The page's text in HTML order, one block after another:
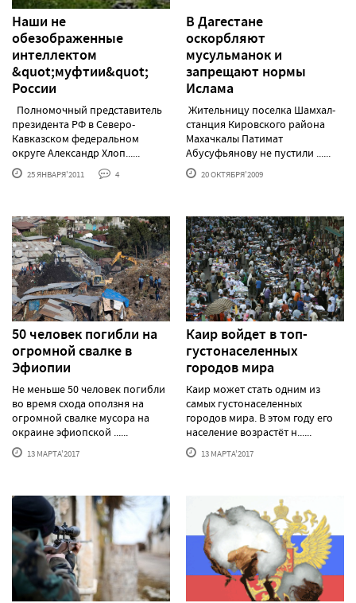
Наши не
обезображенные
интеллектом
&quot;муфтии&quot;
России
Полномочный представитель
президента РФ в Северо-
Кавказском федеральном
округе Александр Хлоп......
25 ЯНВАРЯ'2011 4
В Дагестане
оскорбляют
мусульманок и
запрещают нормы
Ислама
Жительницу поселка Шамхал-
станция Кировского района
Махачкалы Патимат
Абусуфьянову не пустили ......
20 ОКТЯБРЯ'2009
50 человек погибли на
огромной свалке в
Эфиопии
Не меньше 50 человек погибли
во время схода оползня на
огромной свалке мусора на
окраине эфиопской ......
13 МАРТА'2017
Каир войдет в топ-
густонаселенных
городов мира
Каир может стать одним из
самых густонаселенных
городов мира. В этом году его
население возрастёт н......
13 МАРТА'2017